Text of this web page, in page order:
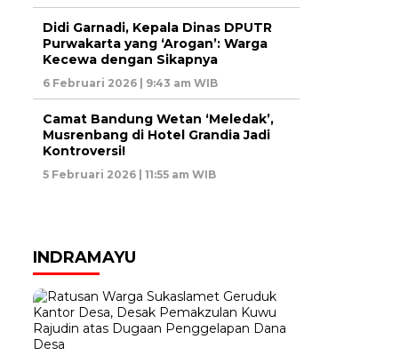
Didi Garnadi, Kepala Dinas DPUTR
Purwakarta yang ‘Arogan’: Warga
Kecewa dengan Sikapnya
6 Februari 2026 | 9:43 am WIB
Camat Bandung Wetan ‘Meledak’,
Musrenbang di Hotel Grandia Jadi
Kontroversi!
5 Februari 2026 | 11:55 am WIB
INDRAMAYU